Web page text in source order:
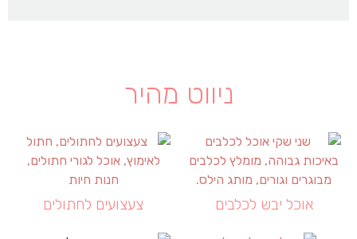
ניווט מהיר
אוכל יבש לכלבים צעצועים לחתולים